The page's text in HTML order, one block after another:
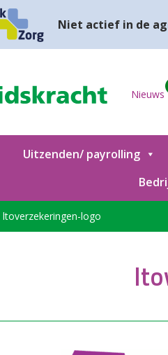
Niet actief in de
Nieuws
Uitzenden/ payrolling
ltoverzekeringen-logo